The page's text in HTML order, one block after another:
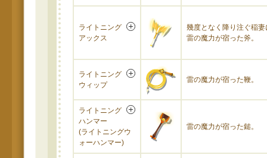
ライトニング
アックス
幾度となく降り注ぐ稲妻
雷の魔力が宿った斧。
ライトニング
ウィップ
雷の魔力が宿った鞭。
ライトニング
ハンマー
(ライトニングウ
ォーハンマー)
雷の魔力が宿った鎚。